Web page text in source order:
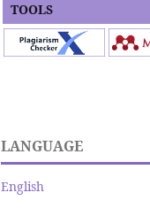
TOOLS
LANGUAGE
English